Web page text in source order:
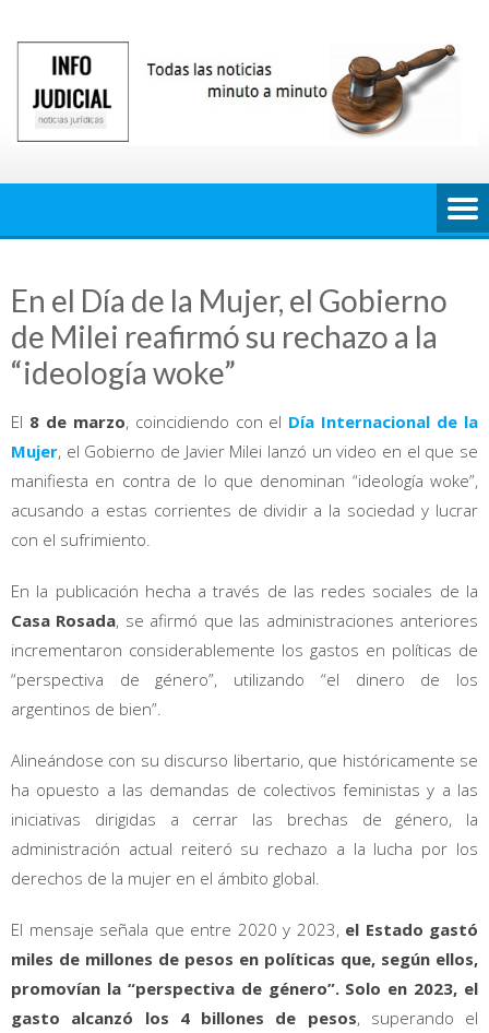
contenido
En el Día de la Mujer, el Gobierno
de Milei reafirmó su rechazo a la
“ideología woke”
El 8 de marzo, coincidiendo con el Día Internacional de la
Mujer, el Gobierno de Javier Milei lanzó un video en el que se
manifiesta en contra de lo que denominan “ideología woke”,
acusando a estas corrientes de dividir a la sociedad y lucrar
con el sufrimiento.
En la publicación hecha a través de las redes sociales de la
Casa Rosada, se afirmó que las administraciones anteriores
incrementaron considerablemente los gastos en políticas de
“perspectiva de género”, utilizando “el dinero de los
argentinos de bien”.
Alineándose con su discurso libertario, que históricamente se
ha opuesto a las demandas de colectivos feministas y a las
iniciativas dirigidas a cerrar las brechas de género, la
administración actual reiteró su rechazo a la lucha por los
derechos de la mujer en el ámbito global.
El mensaje señala que entre 2020 y 2023, el Estado gastó
miles de millones de pesos en políticas que, según ellos,
promovían la “perspectiva de género”. Solo en 2023, el
gasto alcanzó los 4 billones de pesos, superando el